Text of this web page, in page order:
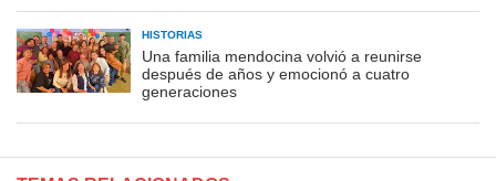
HISTORIAS
Una familia mendocina volvió a reunirse
después de años y emocionó a cuatro
generaciones